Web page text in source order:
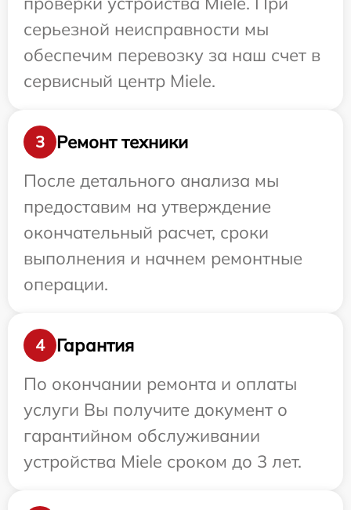
серьезной неисправности мы
обеспечим перевозку за наш счет в
сервисный центр Miele.
3
Ремонт техники
После детального анализа мы
предоставим на утверждение
окончательный расчет, сроки
выполнения и начнем ремонтные
операции.
4
Гарантия
По окончании ремонта и оплаты
услуги Вы получите документ о
гарантийном обслуживании
устройства Miele сроком до 3 лет.